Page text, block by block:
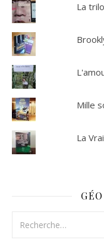
La
Mille
La